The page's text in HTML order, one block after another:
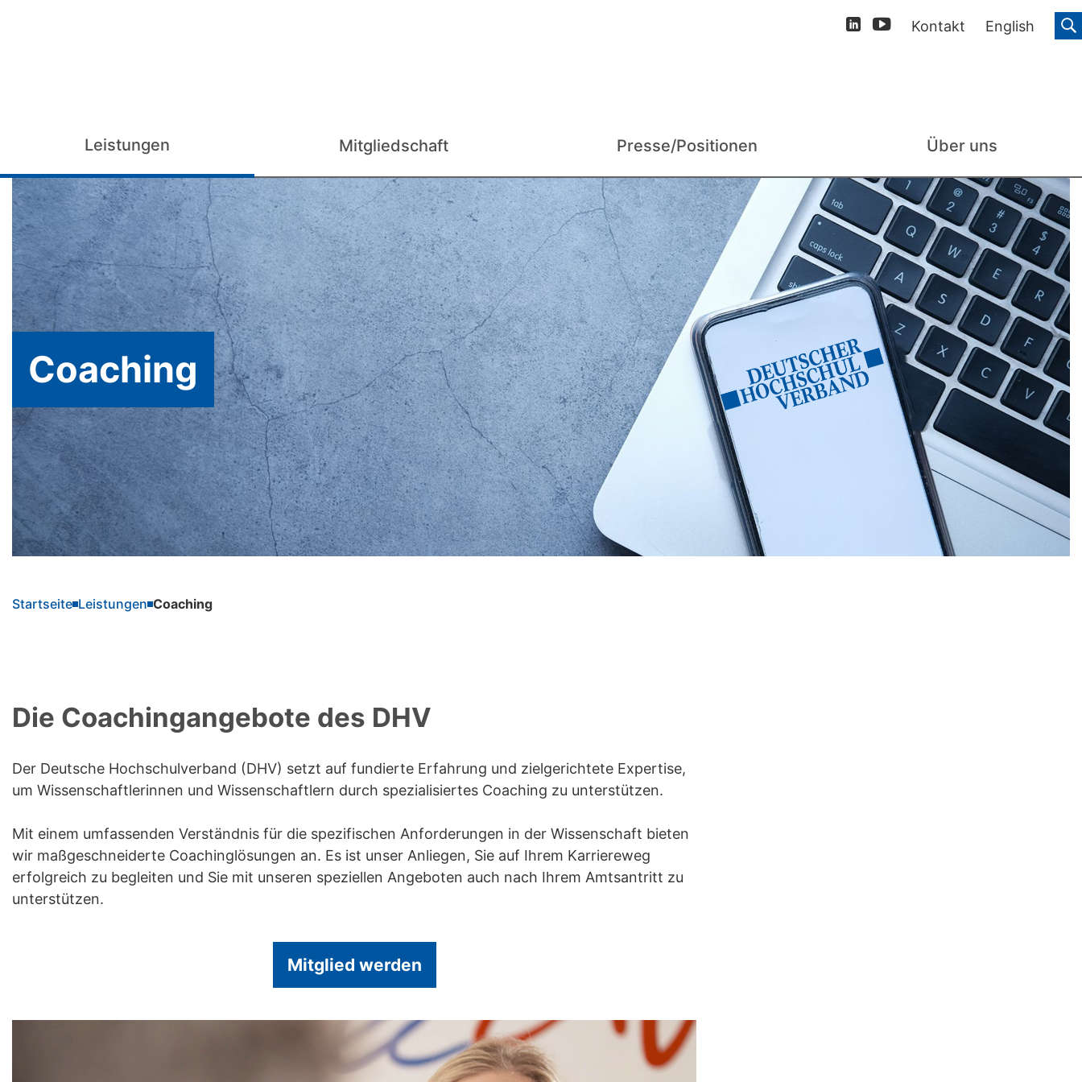
Kontakt English
Leistungen Mitgliedschaft Presse/Positionen Über uns
Coaching
Startseite Leistungen Coaching
Die Coachingangebote des DHV
Der Deutsche Hochschulverband (DHV) setzt auf fundierte Erfahrung und zielgerichtete Expertise,
um Wissenschaftlerinnen und Wissenschaftlern durch spezialisiertes Coaching zu unterstützen.
Mit einem umfassenden Verständnis für die spezifischen Anforderungen in der Wissenschaft bieten
wir maßgeschneiderte Coachinglösungen an. Es ist unser Anliegen, Sie auf Ihrem Karriereweg
erfolgreich zu begleiten und Sie mit unseren speziellen Angeboten auch nach Ihrem Amtsantritt zu
unterstützen.
Mitglied werden